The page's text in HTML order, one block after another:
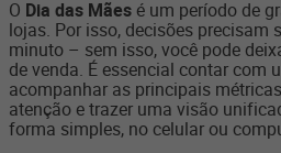
O Dia das Mães é um período de
lojas. Por isso, decisões precisam
minuto – sem isso, você pode
de venda. É essencial contar com
acompanhar as principais
atenção e trazer uma visão
forma simples, no celular ou